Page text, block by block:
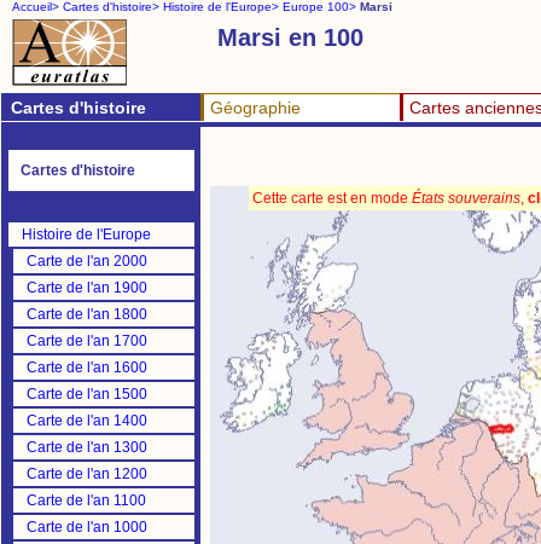
Accueil> Cartes d'histoire> Histoire de l'Europe> Europe 100> Marsi
Marsi en 100
Cartes d'histoire Géographie Cartes
Cartes d'histoire
Histoire de l'Europe
Carte de l'an 2000
Carte de l'an 1900
Carte de l'an 1800
Carte de l'an 1700
Carte de l'an 1600
Carte de l'an 1500
Carte de l'an 1400
Carte de l'an 1300
Carte de l'an 1200
Carte de l'an 1100
Carte de l'an 1000
Cette carte est en mode États souverains,